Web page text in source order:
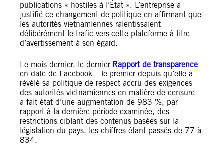
publications « hostiles à l’État ». L’entreprise a
justifié ce changement de politique en affirmant que
les autorités vietnamiennes ralentissaient
délibérément le trafic vers cette plateforme à titre
d’avertissement à son égard.
Le mois dernier, le dernier Rapport de transparence
en date de Facebook – le premier depuis qu’elle a
révélé sa politique de respect accru des exigences
des autorités vietnamiennes en matière de censure –
a fait état d’une augmentation de 983 %, par
rapport à la dernière période examinée, des
restrictions ciblant des contenus basées sur la
législation du pays, les chiffres étant passés de 77 à
834.